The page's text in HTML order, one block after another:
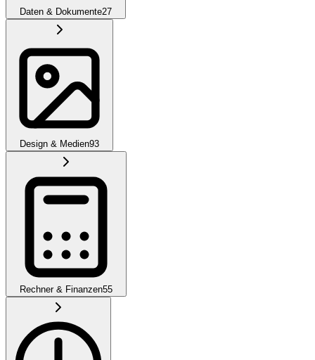
Daten & Dokumente27
Design & Medien93
Rechner & Finanzen55